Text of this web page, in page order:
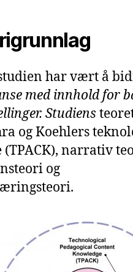
har vært å
med innhold for
Studiens
og Koehlers
(TPACK), narrativ
og